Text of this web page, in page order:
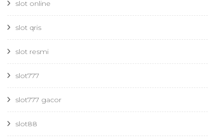
slot online
slot qris
slot resmi
slot777
slot777 gacor
slot88